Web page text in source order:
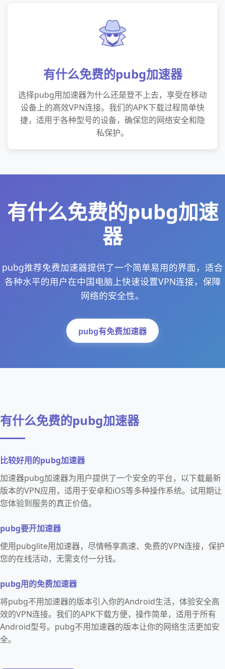
有什么免费的pubg加速器
选择pubg用加速器为什么还是登不上去，享受在移动
设备上的高效VPN连接。我们的APK下载过程简单快
捷，适用于各种型号的设备，确保您的网络安全和隐
私保护。
有什么免费的pubg加速
器
pubg推荐免费加速器提供了一个简单易用的界面，适合
各种水平的用户在中国电脑上快速设置VPN连接，保障
网络的安全性。
pubg有免费加速器
有什么免费的pubg加速器
比较好用的pubg加速器
加速器pubg加速器为用户提供了一个安全的平台，以下载最新
版本的VPN应用，适用于安卓和iOS等多种操作系统。试用期让
您体验到服务的真正价值。
pubg要开加速器
使用pubglite用加速器，尽情畅享高速、免费的VPN连接，保护
您的在线活动，无需支付一分钱。
pubg用的免费加速器
将pubg不用加速器的版本引入你的Android生活，体验安全高
效的VPN连接。我们的APK下载方便，操作简单，适用于所有
Android型号。pubg不用加速器的版本让你的网络生活更加安
全。